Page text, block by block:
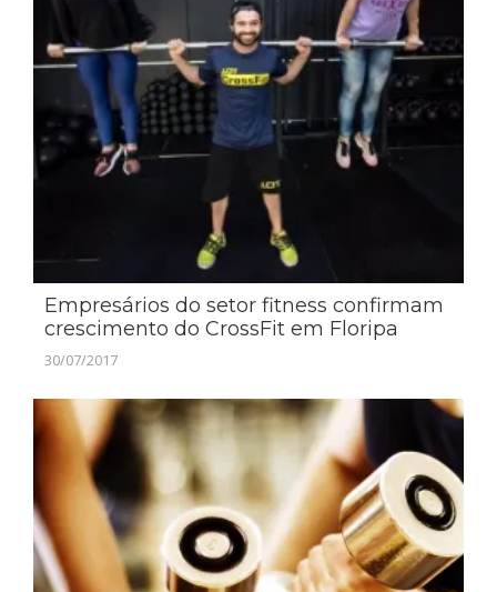
Empresários do setor fitness confirmam
crescimento do CrossFit em Floripa
30/07/2017